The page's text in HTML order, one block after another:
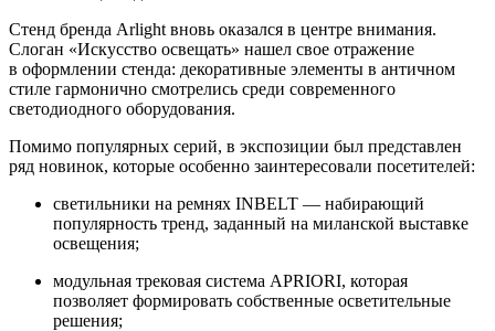
Стенд бренда Arlight вновь оказался в центре внимания.
Слоган «Искусство освещать» нашел свое отражение
в оформлении стенда: декоративные элементы в античном
стиле гармонично смотрелись среди современного
светодиодного оборудования.
Помимо популярных серий, в экспозиции был представлен
ряд новинок, которые особенно заинтересовали посетителей:
светильники на ремнях INBELT — набирающий
популярность тренд, заданный на миланской выставке
освещения;
модульная трековая система APRIORI, которая
позволяет формировать собственные осветительные
решения;